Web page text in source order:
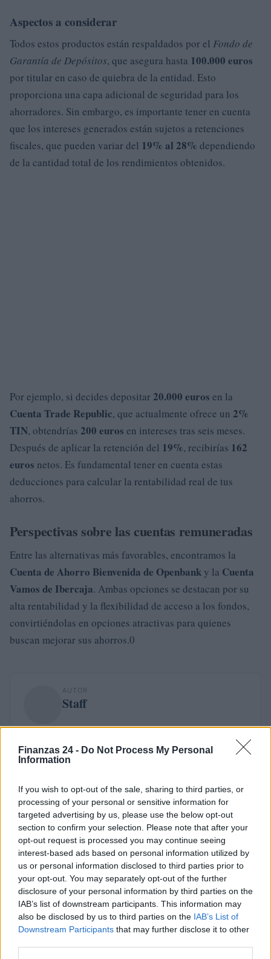
Finanzas 24 - Do Not Process My Personal
Information
If you wish to opt-out of the sale, sharing to third parties, or
processing of your personal or sensitive information for
targeted advertising by us, please use the below opt-out
section to confirm your selection. Please note that after your
opt-out request is processed you may continue seeing
interest-based ads based on personal information utilized by
us or personal information disclosed to third parties prior to
your opt-out. You may separately opt-out of the further
disclosure of your personal information by third parties on the
IAB’s list of downstream participants. This information may
also be disclosed by us to third parties on the IAB’s List of
Downstream Participants that may further disclose it to other
Aspectos a considerar
Todos estos productos están respaldados por el Fondo de
Garantía de Depósitos, que asegura hasta 100.000 euros
por titular en caso de quiebra de la entidad. Esto
proporciona una capa adicional de seguridad para los
ahorradores. Sin embargo, es importante tener en cuenta
que los intereses generados están sujetos a retenciones
fiscales, que pueden variar del 19% al 28% dependiendo
de la cantidad total de los rendimientos obtenidos.
Por ejemplo, si decides depositar20.000 euros en la
Cuenta Trade Republic, que actualmente ofrece un 2%
TIN, obtendrías 200 euros en intereses tras seis meses.
Después de aplicar la retención del 19%, recibirías 162
euros netos. Es fundamental tener en cuenta estas
deducciones para calcular la rentabilidad real de tus
ahorros.
Perspectivas sobre las cuentas remuneradas
Entre las alternativas más favorables, encontramos la
Cuenta de Ahorro Bienvenida de Openbank y la Cuenta
Vamos de Ibercaja. Ambas opciones se destacan por su
alta rentabilidad y la flexibilidad de acceso a los fondos,
convirtiéndolas en opciones atractivas para quienes
buscan mejorar sus ahorros.0
AUTOR
Staff